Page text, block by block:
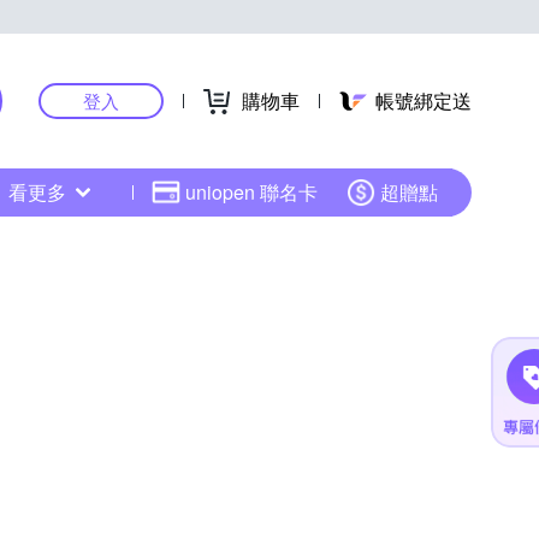
登入 購物車 帳號綁定送
看更多 uniopen 聯名卡 超贈點